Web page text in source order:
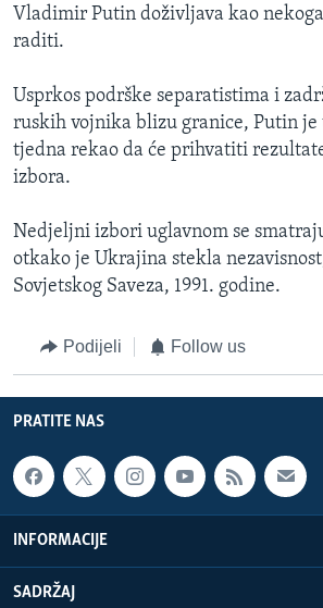
Vladimir Putin doživljava kao
raditi.
Usprkos podrške separatistima i
ruskih vojnika blizu granice, Putin
tjedna rekao da će prihvatiti
izbora.
Nedjeljni izbori uglavnom se
otkako je Ukrajina stekla
Sovjetskog Saveza, 1991. godine.
Podijeli Follow us
PRATITE NAS
INFORMACIJE
SADRŽAJ